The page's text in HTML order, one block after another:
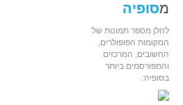
מסופיה
להלן מספר תמונות של
המקומות הפופולרים,
החשובים, המרכזים
והמפורסמים ביותר
בסופיה: